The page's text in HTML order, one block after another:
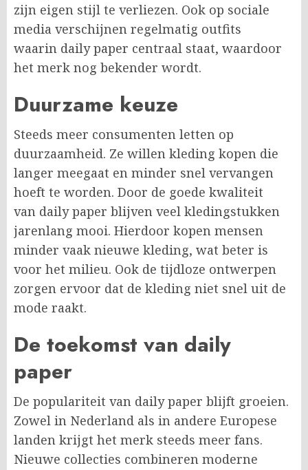
zijn eigen stijl te verliezen. Ook op sociale
media verschijnen regelmatig outfits
waarin daily paper centraal staat, waardoor
het merk nog bekender wordt.
Duurzame keuze
Steeds meer consumenten letten op
duurzaamheid. Ze willen kleding kopen die
langer meegaat en minder snel vervangen
hoeft te worden. Door de goede kwaliteit
van daily paper blijven veel kledingstukken
jarenlang mooi. Hierdoor kopen mensen
minder vaak nieuwe kleding, wat beter is
voor het milieu. Ook de tijdloze ontwerpen
zorgen ervoor dat de kleding niet snel uit de
mode raakt.
De toekomst van daily
paper
De populariteit van daily paper blijft groeien.
Zowel in Nederland als in andere Europese
landen krijgt het merk steeds meer fans.
Nieuwe collecties combineren moderne